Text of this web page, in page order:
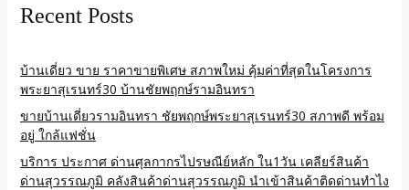
Recent Posts
บ้านเดี่ยว ขาย ราคาขายพิเศษ สภาพใหม่ คุ้มค่าที่สุดในโครงการ
พระยาสุเรนทร์30 บ้านชัยพฤกษ์รามอินทรา
ขายบ้านเดี่ยวรามอินทรา ชัยพฤกษ์พระยาสุเรนทร์30 สภาพดี พร้อม
อยู่ ใกล้แฟชั่น
บริการ ประกาศ ด่านศุลกากรไปรษณีย์หลัก ใน1วัน เคลียร์สินค้า
ด่านสุวรรณภูมิ คลังสินค้าด่านสุวรรณภูมิ นำเข้าสินค้าติดด่านทำไง